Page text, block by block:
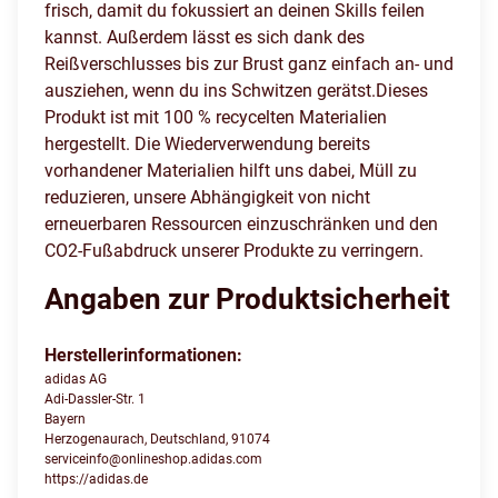
frisch, damit du fokussiert an deinen Skills feilen
kannst. Außerdem lässt es sich dank des
Reißverschlusses bis zur Brust ganz einfach an- und
ausziehen, wenn du ins Schwitzen gerätst.Dieses
Produkt ist mit 100 % recycelten Materialien
hergestellt. Die Wiederverwendung bereits
vorhandener Materialien hilft uns dabei, Müll zu
reduzieren, unsere Abhängigkeit von nicht
erneuerbaren Ressourcen einzuschränken und den
CO2-Fußabdruck unserer Produkte zu verringern.
Angaben zur Produktsicherheit
Herstellerinformationen:
adidas AG
Adi-Dassler-Str. 1
Bayern
Herzogenaurach, Deutschland, 91074
serviceinfo@onlineshop.adidas.com
https://adidas.de